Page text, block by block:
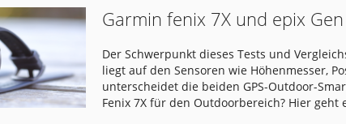
Garmin fenix 7X und epix
Der Schwerpunkt dieses Tests und
liegt auf den Sensoren wie Höhenmesser,
unterscheidet die beiden GPS-Outdoor-
Fenix 7X für den Outdoorbereich? Hier geht